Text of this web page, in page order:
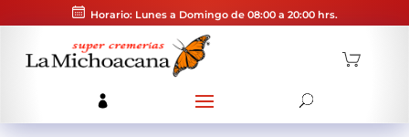
Horario: Lunes a Domingo de 08:00 a 20:00 hrs.